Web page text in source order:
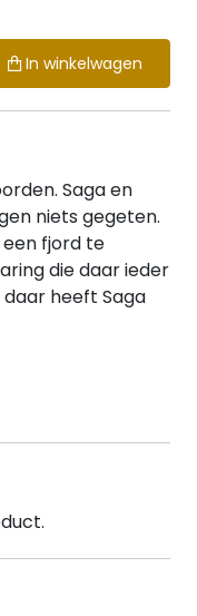
In winkelwagen
Saga en
niets gegeten.
fjord te
die daar ieder
heeft Saga